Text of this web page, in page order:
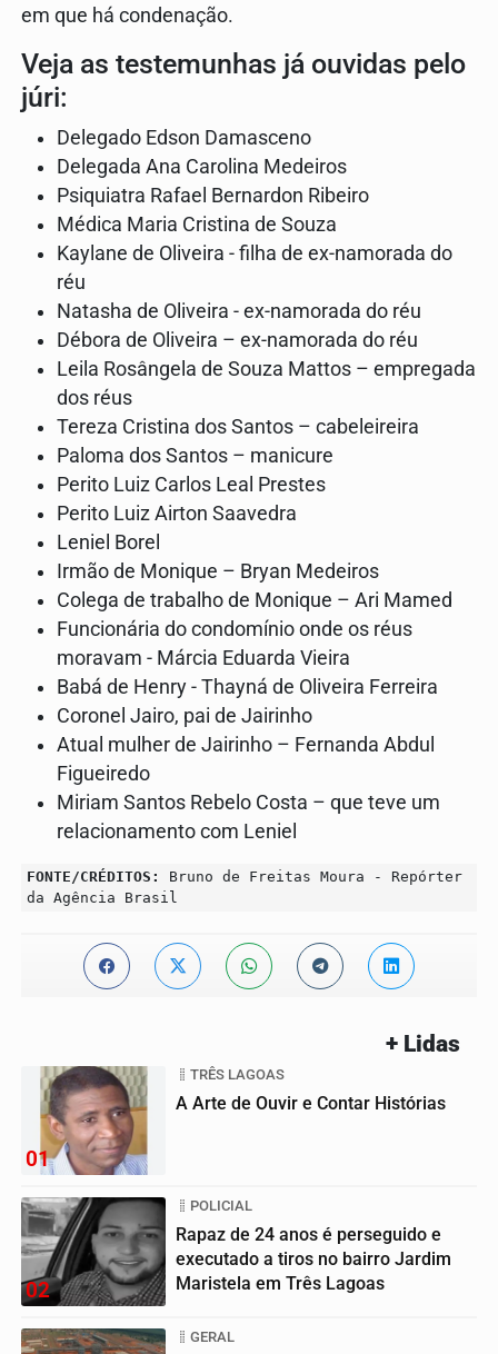
em que há condenação.
Veja as testemunhas já ouvidas pelo
júri:
Delegado Edson Damasceno
Delegada Ana Carolina Medeiros
Psiquiatra Rafael Bernardon Ribeiro
Médica Maria Cristina de Souza
Kaylane de Oliveira - filha de ex-namorada do
réu
Natasha de Oliveira - ex-namorada do réu
Débora de Oliveira – ex-namorada do réu
Leila Rosângela de Souza Mattos – empregada
dos réus
Tereza Cristina dos Santos – cabeleireira
Paloma dos Santos – manicure
Perito Luiz Carlos Leal Prestes
Perito Luiz Airton Saavedra
Leniel Borel
Irmão de Monique – Bryan Medeiros
Colega de trabalho de Monique – Ari Mamed
Funcionária do condomínio onde os réus
moravam - Márcia Eduarda Vieira
Babá de Henry - Thayná de Oliveira Ferreira
Coronel Jairo, pai de Jairinho
Atual mulher de Jairinho – Fernanda Abdul
Figueiredo
Miriam Santos Rebelo Costa – que teve um
relacionamento com Leniel
FONTE/CRÉDITOS:
Bruno de Freitas Moura - Repórter
da Agência Brasil
+ Lidas
01
TRÊS LAGOAS
A Arte de Ouvir e Contar Histórias
02
POLICIAL
Rapaz de 24 anos é perseguido e
executado a tiros no bairro Jardim
Maristela em Três Lagoas
GERAL